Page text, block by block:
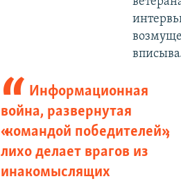
Информационная
война, развернутая
«командой победителей»,
лихо делает врагов из
инакомыслящих